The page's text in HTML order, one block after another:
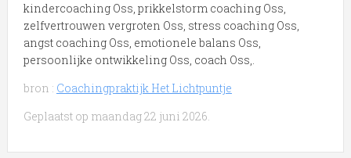
kindercoaching Oss, prikkelstorm coaching Oss,
zelfvertrouwen vergroten Oss, stress coaching Oss,
angst coaching Oss, emotionele balans Oss,
persoonlijke ontwikkeling Oss, coach Oss,.
bron : Coachingpraktijk Het Lichtpuntje
Geplaatst op maandag 22 juni 2026.